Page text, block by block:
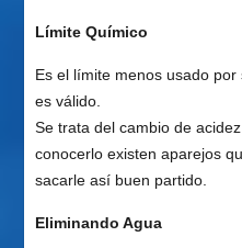
Límite Químico
Es el límite menos usado
es válido.
Se trata del cambio de
conocerlo existen aparejos
sacarle así buen partido.
Eliminando Agua